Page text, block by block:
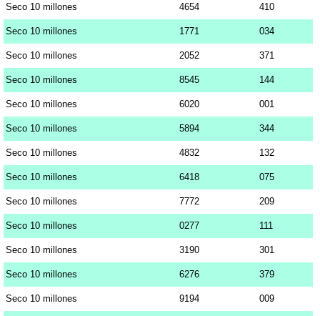
Seco 10 millones 4654 410
Seco 10 millones 1771 034
Seco 10 millones 2052 371
Seco 10 millones 8545 144
Seco 10 millones 6020 001
Seco 10 millones 5894 344
Seco 10 millones 4832 132
Seco 10 millones 6418 075
Seco 10 millones 7772 209
Seco 10 millones 0277 111
Seco 10 millones 3190 301
Seco 10 millones 6276 379
Seco 10 millones 9194 009